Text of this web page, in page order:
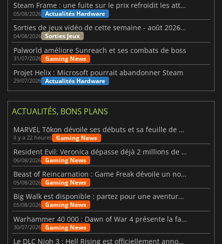
Steam Frame : une fuite sur le prix refroidit les attentes VR
05/08/2026 Actualités Hardware
Sorties de jeux vidéo de cette semaine - août 2026 (semaine 32)
04/08/2026 Sorties Jeux
Palworld améliore Sunreach et ses combats de boss
31/07/2026 Gaming News
Projet Helix : Microsoft pourrait abandonner Steam
29/07/2026 Actualités Hardware
ACTUALITÉS, BONS PLANS
MARVEL Tōkon dévoile ses débuts et sa feuille de route
il y a 22 heures Gaming News
Resident Evil: Veronica dépasse déjà 2 millions de wishlists
06/08/2026 Gaming News
Beast of Reincarnation : Game Freak dévoile un nouveau pari
05/08/2026 Gaming News
Big Walk est disponible : partez pour une aventure entre amis
05/08/2026 Gaming News
Warhammer 40 000 : Dawn of War 4 présente la faction des Nécrons
30/07/2026 Gaming News
Le DLC Nioh 3 : Hell Rising est officiellement annoncé